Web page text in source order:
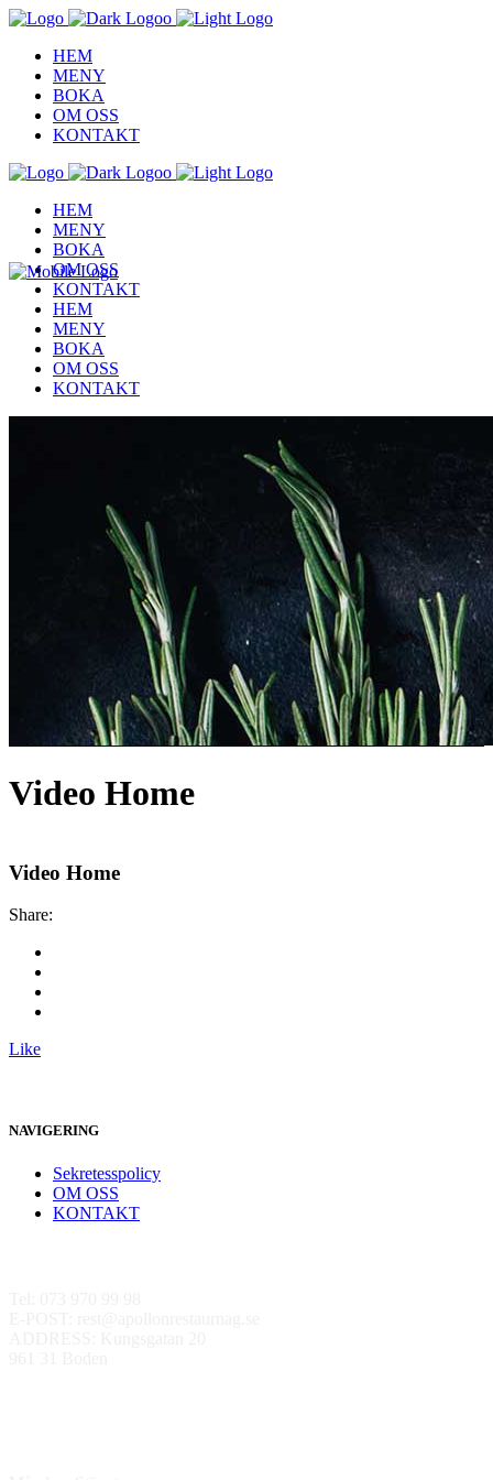
HEM
MENY
BOKA
OM OSS
KONTAKT
HEM
MENY
BOKA
OM OSS
KONTAKT
HEM
MENY
BOKA
OM OSS
KONTAKT
Video Home
Video Home
Share:
Like
NAVIGERING
Sekretesspolicy
OM OSS
KONTAKT